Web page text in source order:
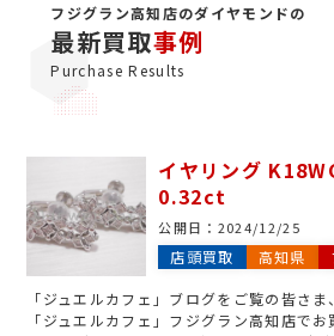
フジグラン高知店のダイヤモンドの
最新買取事例
Purchase Results
イヤリング
0.32ct
公開日： 2024/12/25
店頭買取 高知県
「ジュエルカフェ」ブログをご覧の皆さ
「ジュエルカフェ」フジグラン高知店で